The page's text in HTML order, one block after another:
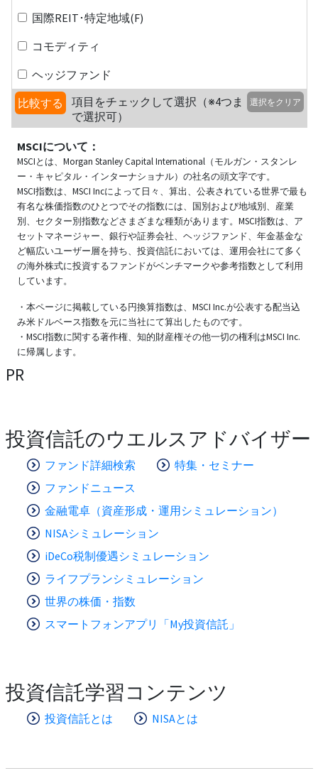
国際REIT･特定地域(F)
コモディティ
ヘッジファンド
比較する
項目をチェックして選択（※4つま
で選択可）
選択をクリア
MSCIについて：
MSCIとは、Morgan Stanley Capital International（モルガン・スタンレ
ー・キャピタル・インターナショナル）の社名の頭文字です。
MSCI指数は、MSCI Incによって日々、算出、公表されている世界で最も
有名な株価指数のひとつでその指数には、国別および地域別、産業
別、セクター別指数などさまざまな種類があります。MSCI指数は、ア
セットマネージャー、銀行や証券会社、ヘッジファンド、年金基金な
ど幅広いユーザー層を持ち、投資信託においては、運用会社にて多く
の海外株式に投資するファンドがベンチマークや参考指数として利用
しています。
・本ページに掲載している円換算指数は、MSCI Inc.が公表する配当込
み米ドルベース指数を元に当社にて算出したものです。
・MSCI指数に関する著作権、知的財産権その他一切の権利はMSCI Inc.
に帰属します。
PR
投資信託のウエルスアドバイザー
ファンド詳細検索
特集・セミナー
ファンドニュース
金融電卓（資産形成・運用シミュレーション）
NISAシミュレーション
iDeCo税制優遇シミュレーション
ライフプランシミュレーション
世界の株価・指数
スマートフォンアプリ「My投資信託」
投資信託学習コンテンツ
投資信託とは NISAとは